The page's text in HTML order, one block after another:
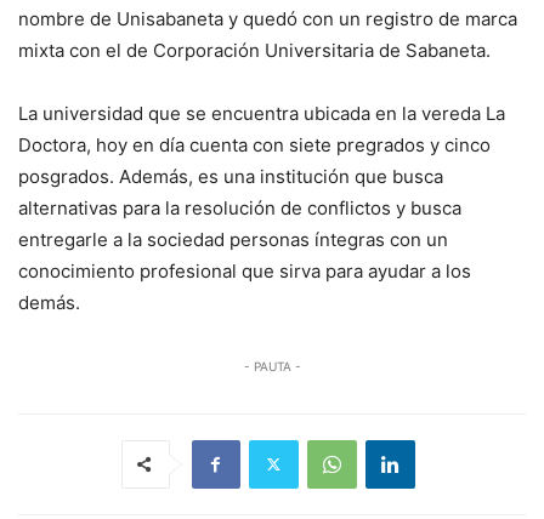
nombre de Unisabaneta y quedó con un registro de marca
mixta con el de Corporación Universitaria de Sabaneta.
La universidad que se encuentra ubicada en la vereda La
Doctora, hoy en día cuenta con siete pregrados y cinco
posgrados. Además, es una institución que busca
alternativas para la resolución de conflictos y busca
entregarle a la sociedad personas íntegras con un
conocimiento profesional que sirva para ayudar a los
demás.
- PAUTA -